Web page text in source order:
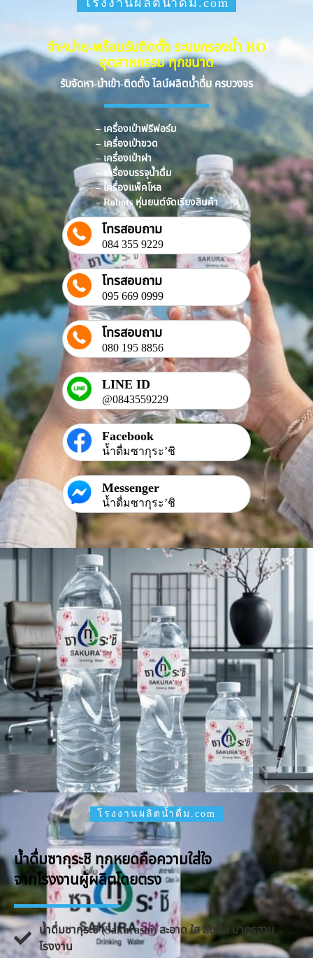
จำหน่าย-พร้อมรับติดตั้ง ระบบกรองน้ำ RO
อุตสาหกรรม ทุกขนาด
รับจัดหา-นำเข้า-ติดตั้ง ไลน์ผลิตน้ำดื่ม ครบวงจร
– เครื่องเป่าฟรีฟอร์ม
– เครื่องเป่าขวด
– เครื่องเป่าฝา
– เครื่องบรรจุน้ำดื่ม
– เครื่องแพ็คโหล
– Robots หุ่นยนต์จัดเรียงสินค้า
โทรสอบถาม
084 355 9229
โทรสอบถาม
095 669 0999
โทรสอบถาม
080 195 8856
LINE ID
@0843559229
Facebook
น้ำดื่มซากุระ’ชิ
Messenger
น้ำดื่มซากุระ’ชิ
โรงงานผลิตน้ำดื่ม.com
น้ำดื่มซากุระชิ ทุกหยดคือความใส่ใจ
จากโรงงานผู้ผลิตโดยตรง
น้ำดื่มซากุระชิ (Sakurashi) สะอาด ใส สดชื่น มาตรฐาน
โรงงาน